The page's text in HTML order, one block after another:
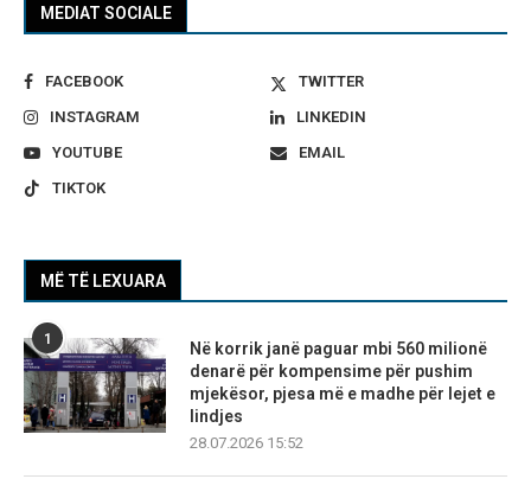
MEDIAT SOCIALE
FACEBOOK
TWITTER
INSTAGRAM
LINKEDIN
YOUTUBE
EMAIL
TIKTOK
MË TË LEXUARA
1
Në korrik janë paguar mbi 560 milionë
denarë për kompensime për pushim
mjekësor, pjesa më e madhe për lejet e
lindjes
28.07.2026 15:52